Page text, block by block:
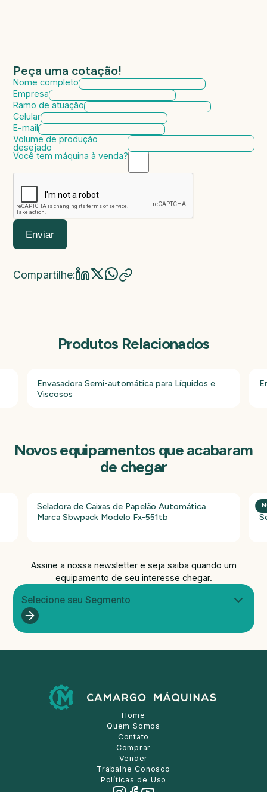
Peça uma cotação!
Nome completo
Empresa
Ramo de atuação
Celular
E-mail
Volume de produção
desejado
Você tem máquina à venda?
Marca da máquina
Modelo da máquina
Ano de fabricação
Valor da máquina
Enviar
Compartilhe:
Produtos Relacionados
Envasadora Semi-automática para Líquidos e
Viscosos
Novos equipamentos que acabaram
de chegar
Seladora de Caixas de Papelão Automática
Marca Sbwpack Modelo Fx-551tb
Assine a nossa newsletter e seja saiba quando um
equipamento de seu interesse chegar.
Selecione seu Segmento
Home
Quem Somos
Contato
Comprar
Vender
Trabalhe Conosco
Políticas de Uso